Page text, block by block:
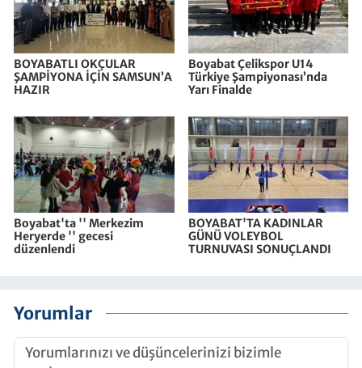
BOYABATLI OKÇULAR
ŞAMPİYONA İÇİN SAMSUN’A
HAZIR
Boyabat Çelikspor U14
Türkiye Şampiyonası’nda
Yarı Finalde
Boyabat'ta '' Merkezim
Heryerde '' gecesi
düzenlendi
BOYABAT'TA KADINLAR
GÜNÜ VOLEYBOL
TURNUVASI SONUÇLANDI
Yorumlar